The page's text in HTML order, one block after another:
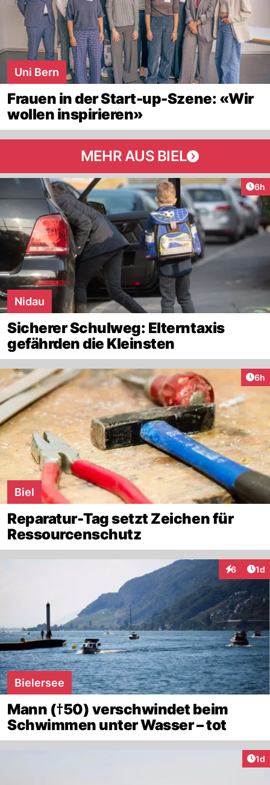
Uni Bern
Frauen in der Start-up-Szene: «Wir
wollen inspirieren»
MEHR AUS BIEL
6h
Nidau
Sicherer Schulweg: Elterntaxis
gefährden die Kleinsten
6h
Biel
Reparatur-Tag setzt Zeichen für
Ressourcenschutz
6 1d
Bielersee
Mann (†50) verschwindet beim
Schwimmen unter Wasser – tot
1d